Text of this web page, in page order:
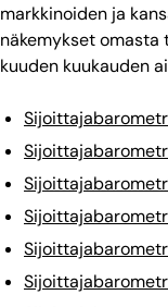
markkinoiden ja
näkemykset
kuuden kuukauden